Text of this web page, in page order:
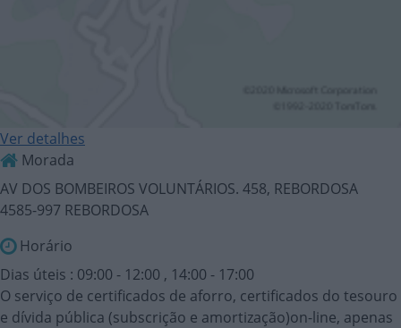
Ver detalhes
Morada
AV DOS BOMBEIROS VOLUNTÁRIOS. 458, REBORDOSA
4585-997 REBORDOSA
Horário
Dias úteis : 09:00 - 12:00 , 14:00 - 17:00
O serviço de certificados de aforro, certificados do tesouro
e dívida pública (subscrição e amortização)on-line, apenas